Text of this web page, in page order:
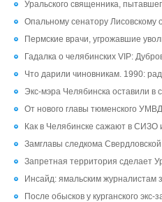
Уральского священника,
Опальному сенатору
Пермские врачи, угрожавшие
Гадалка о челябинских VIP:
Что дарили чиновникам. 1990:
Экс-мэра Челябинска оставили в
От нового главы тюменского
Как в Челябинске сажают в
Замглавы следкома
Запретная территория сделает
Инсайд: ямальским журналистам
После обысков у курганского